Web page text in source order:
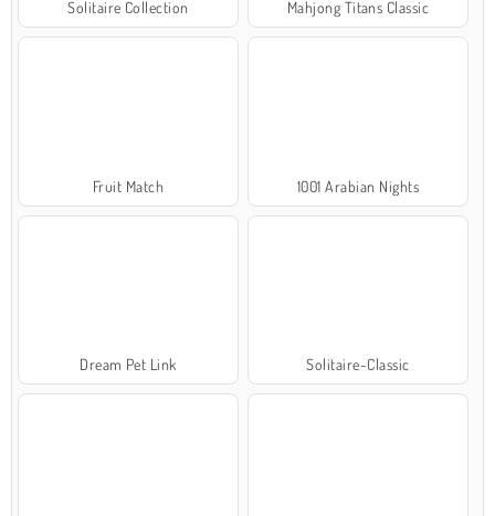
Solitaire Collection Mahjong Titans Classic
Fruit Match 1001 Arabian Nights
Dream Pet Link Solitaire-Classic